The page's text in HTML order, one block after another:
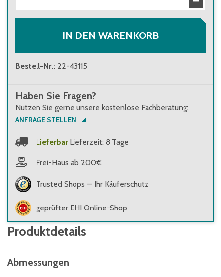
IN DEN WARENKORB
Bestell-Nr.: 22-43115
Haben Sie Fragen?
Nutzen Sie gerne unsere kostenlose Fachberatung:
ANFRAGE STELLEN
Lieferbar Lieferzeit: 8 Tage
Frei-Haus ab 200€
Trusted Shops — Ihr Käuferschutz
geprüfter EHI Online-Shop
Produktdetails
Abmessungen